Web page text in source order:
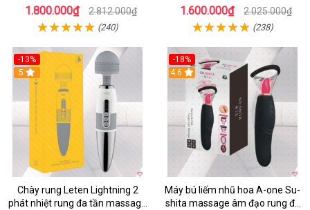
Cấp Điều Khiển App Đỉnh
1.800.000₫ 2.812.000₫
(240)
kích thích
1.600.000₫ 2.025.000₫
(238)
-13%
5
Chày rung Leten Lightning 2
phát nhiệt rung đa tần massage
-18%
4.6
Máy bú liếm nhũ hoa A-one Su-
shita massage âm đạo rung đa